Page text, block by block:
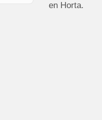
en Horta.